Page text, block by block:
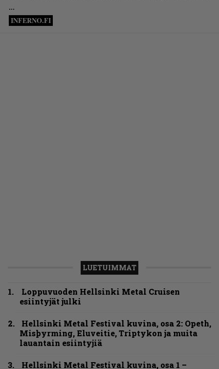
LUETUIMMAT
Loppuvuoden Hellsinki Metal Cruisen
esiintyjät julki
Hellsinki Metal Festival kuvina, osa 2: Opeth,
Misþyrming, Eluveitie, Triptykon ja muita
lauantain esiintyjiä
Hellsinki Metal Festival kuvina, osa 1 –